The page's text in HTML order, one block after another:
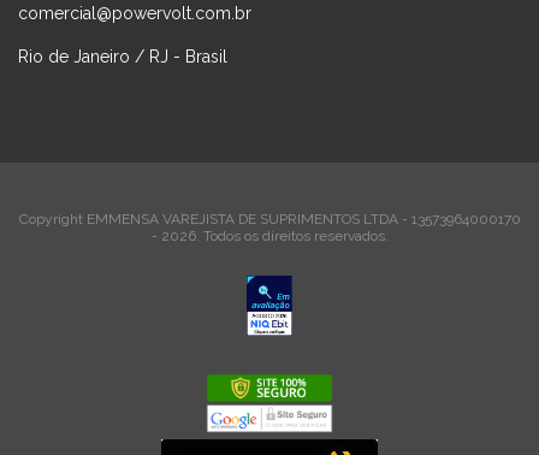
comercial@powervolt.com.br
Rio de Janeiro / RJ - Brasil
Copyright EMMENSA VAREJISTA DE SUPRIMENTOS LTDA - 13573964000170
- 2026. Todos os direitos reservados.